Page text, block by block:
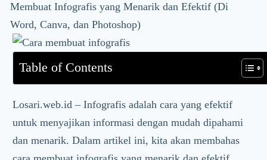
Membuat Infografis yang Menarik dan Efektif (Di
Word, Canva, dan Photoshop)
Table of Contents
Losari.web.id – Infografis adalah cara yang efektif
untuk menyajikan informasi dengan mudah dipahami
dan menarik. Dalam artikel ini, kita akan membahas